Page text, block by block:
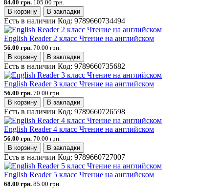
84.00 грн. 105.00 грн.
В корзину
В закладки
Есть в наличии Код: 9789660734494
English Reader 2 класс Чтение на английском
56.00 грн. 70.00 грн.
В корзину
В закладки
Есть в наличии Код: 9789660735682
English Reader 3 класс Чтение на английском
56.00 грн. 70.00 грн.
В корзину
В закладки
Есть в наличии Код: 9789660726598
English Reader 4 класс Чтение на английском
56.00 грн. 70.00 грн.
В корзину
В закладки
Есть в наличии Код: 9789660727007
English Reader 5 класс Чтение на английском
68.00 грн. 85.00 грн.